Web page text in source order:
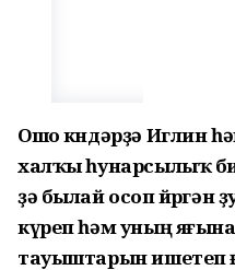
Ошо көндәрҙә Иглин
халҡы һунарсылыҡ
ҙә былай осоп
күреп һәм уның
тауыштарын ишетеп